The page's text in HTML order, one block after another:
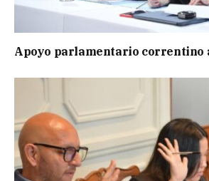
Apoyo parlamentario correntino